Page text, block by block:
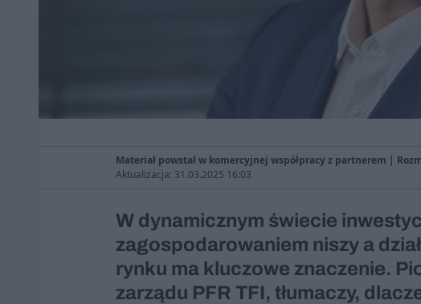
Materiał powstał w komercyjnej współpracy z partnerem |
Aktualizacja: 31.03.2025 16:03
W dynamicznym świecie
zagospodarowaniem niszy a
rynku ma kluczowe znaczenie.
zarządu PFR TFI, tłumaczy,